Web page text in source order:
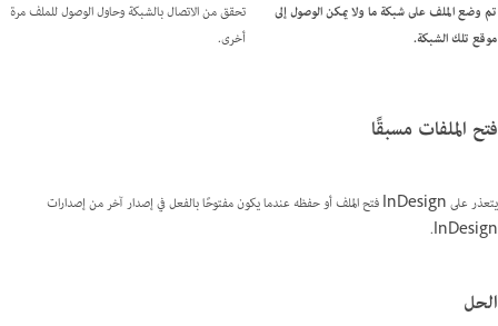
تم وضع الملف على شبكة ما ولا يمكن الوصول إلى
موقع تلك الشبكة.
تحقق من الاتصال بالشبكة وحاول الوصول للملف مرة
أخرى.
فتح الملفات مسبقًا
يتعذر على InDesign فتح الملف أو حفظه عندما يكون مفتوحًا بالفعل في إصدار آخر من إصدارات
InDesign.
الحل